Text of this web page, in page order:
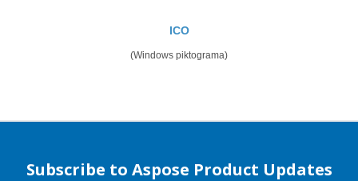
ICO
(Windows piktograma)
Subscribe to Aspose Product Updates